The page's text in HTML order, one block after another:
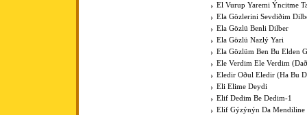
El Vurup Yaremi Ýncitme
Ela Gözlerini Sevdiðim
Ela Gözlü Benli Dilber
Ela Gözlü Nazlý Yari
Ela Gözlüm Ben Bu Elden
Ele Verdim Ele Verdim
Eledir Oðul Eledir (Ha Bu
Eli Elime Deydi
Elif Dedim Be Dedim-1
Elif Gýzýnýn Da Mendiline